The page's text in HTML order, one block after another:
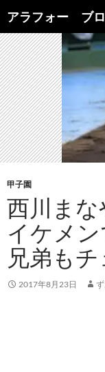
ン
テ
ン
ツ
へ
ス
キ
ッ
プ
アラフォー ブ
索
甲子園
西川ま
イケメ
兄弟もチ
2017年8月23日